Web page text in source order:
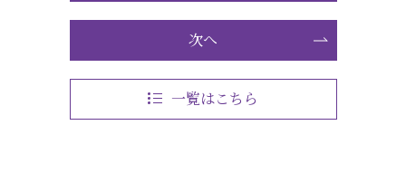
閉じる
一覧はこちら
次へ